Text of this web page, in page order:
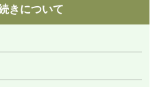
きについて